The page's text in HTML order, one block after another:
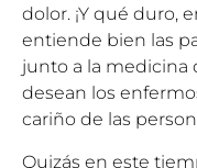
dolor. ¡Y qué duro,
entiende bien las
junto a la medicina
desean los
cariño de las
Quizás en este